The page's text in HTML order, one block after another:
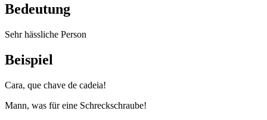
Bedeutung
Sehr hässliche Person
Beispiel
Cara, que chave de cadeia!
Mann, was für eine Schreckschraube!